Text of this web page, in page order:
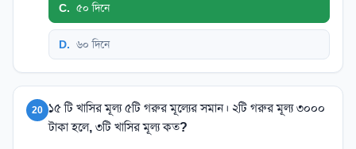
C. ৫০ দিনে
D. ৬০ দিনে
20 ১৫ টি খাসির মূল্য ৫টি গরুর মূল্যের সমান। ২টি গরুর মূল্য ৩০০০
টাকা হলে, ৩টি খাসির মূল্য কত?